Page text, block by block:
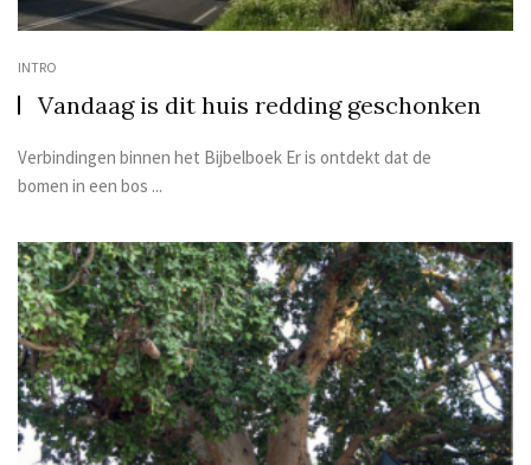
INTRO
Vandaag is dit huis redding geschonken
Verbindingen binnen het Bijbelboek Er is ontdekt dat de
bomen in een bos ...